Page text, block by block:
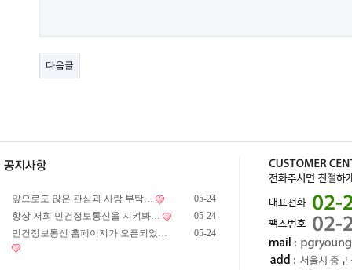
다음글
앞으로도 많은 관심과 사랑 부탁…
05-24
항상 저희 민건정보통신을 지켜봐…
05-24
민건정보통신 홈페이지가 오픈되었…
05-24